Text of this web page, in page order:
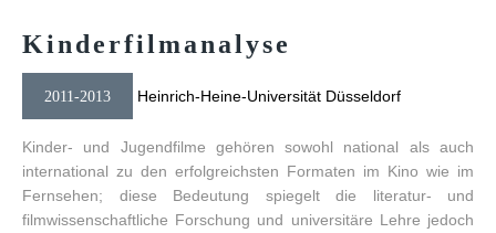
Kinderfilm­analyse
2011-2013 Heinrich-Heine-Universität Düsseldorf
Kinder- und Jugendfilme gehören sowohl national als auch
international zu den erfolgreichsten Formaten im Kino wie im
Fernsehen; diese Bedeutung spiegelt die literatur- und
filmwissenschaftliche Forschung und universitäre Lehre jedoch